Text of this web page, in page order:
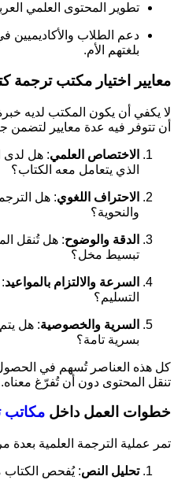
تطوير المحتوى العلمي
دعم الطلاب والأكاديميين
بلغتهم الأم.
معايير اختيار مكتب ترجمة
لا يكفي أن يكون المكتب لديه
أن تتوفر فيه عدة معايير لتضمن
الاختصاص العلمي: هل لدى
الذي يتعامل معه الكتاب؟
الاحتراف اللغوي: هل
والنحوية؟
الدقة والوضوح: هل تُنقل
تبسيط مخل؟
السرعة والالتزام بالمواعيد
التسليم؟
السرية والخصوصية: هل
بسرية تامة؟
كل هذه العناصر تُسهم في
تنقل المحتوى دون أن تُفرّغ معناه.
خطوات العمل داخل مكاتب
تمر عملية الترجمة العلمية
تحليل النص: يُفحص